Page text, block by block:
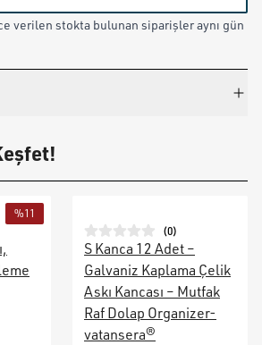
verilen stokta bulunan siparişler aynı gün
%11
(0)
S Kanca 12 Adet –
Galvaniz Kaplama Çelik
Askı Kancası – Mutfak
Raf Dolap Organizer-
vatansera®